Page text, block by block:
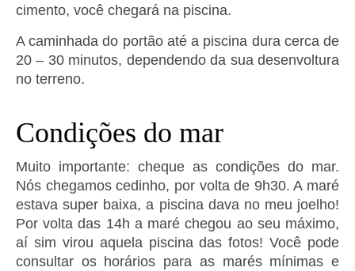
cimento, você chegará na piscina.
A caminhada do portão até a piscina dura cerca de
20 – 30 minutos, dependendo da sua desenvoltura
no terreno.
Condições do mar
Muito importante: cheque as condições do mar.
Nós chegamos cedinho, por volta de 9h30. A maré
estava super baixa, a piscina dava no meu joelho!
Por volta das 14h a maré chegou ao seu máximo,
aí sim virou aquela piscina das fotos! Você pode
consultar os horários para as marés mínimas e